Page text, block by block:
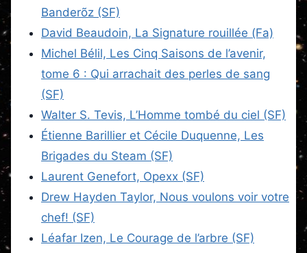
Banderõz (SF)
David Beaudoin, La Signature rouillée (Fa)
Michel Bélil, Les Cinq Saisons de l’avenir,
tome 6 : Qui arrachait des perles de sang
(SF)
Walter S. Tevis, L’Homme tombé du ciel (SF)
Étienne Barillier et Cécile Duquenne, Les
Brigades du Steam (SF)
Laurent Genefort, Opexx (SF)
Drew Hayden Taylor, Nous voulons voir votre
chef! (SF)
Léafar Izen, Le Courage de l’arbre (SF)